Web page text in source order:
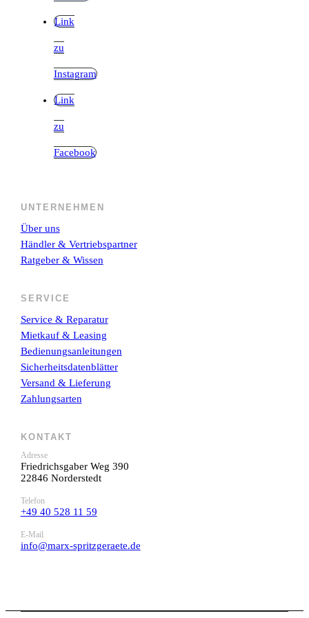
Link
zu
Instagram
Link
zu
Facebook
UNTERNEHMEN
Über uns
Händler & Vertriebspartner
Ratgeber & Wissen
SERVICE
Service & Reparatur
Mietkauf & Leasing
Bedienungsanleitungen
Sicherheitsdatenblätter
Versand & Lieferung
Zahlungsarten
KONTAKT
Adresse
Friedrichsgaber Weg 390
22846 Norderstedt
Telefon
+49 40 528 11 59
E-Mail
info@marx-spritzgeraete.de